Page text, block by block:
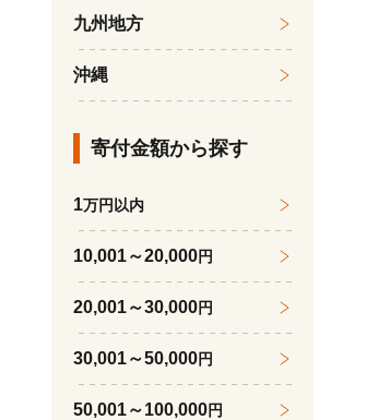
九州地方
沖縄
寄付金額から探す
1万円以内
10,001～20,000円
20,001～30,000円
30,001～50,000円
50,001～100,000円